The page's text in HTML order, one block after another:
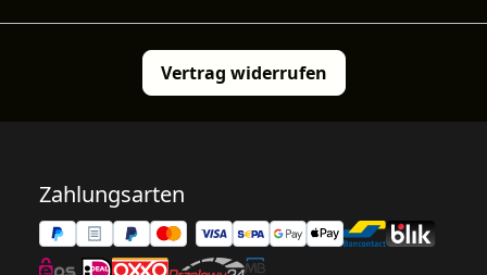
Vertrag widerrufen
Zahlungsarten